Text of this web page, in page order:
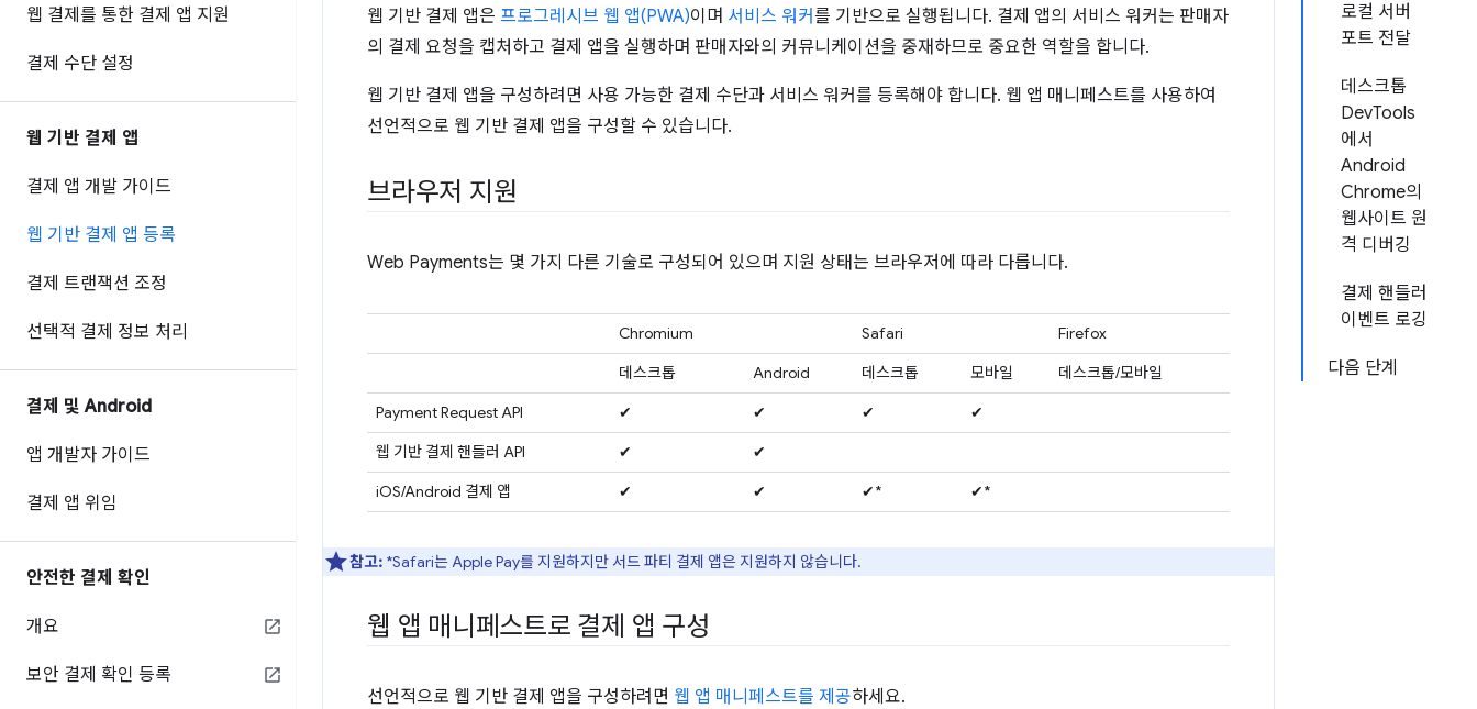
웹 결제를 통한 결제 앱 지원
결제 수단 설정
웹 기반 결제 앱
결제 앱 개발 가이드
웹 기반 결제 앱 등록
결제 트랜잭션 조정
선택적 결제 정보 처리
결제 및 Android
앱 개발자 가이드
결제 앱 위임
안전한 결제 확인
개요
보안 결제 확인 등록
로컬 서버
포트 전달
데스크톱
DevTools
에서
Android
Chrome의
웹사이트 원
격 디버깅
결제 핸들러
이벤트 로깅
다음 단계
웹 기반 결제 앱은 프로그레시브 웹 앱(PWA)이며 서비스 워커를 기반으로 실행됩니다. 결제 앱의 서비스 워커는 판매자
의 결제 요청을 캡처하고 결제 앱을 실행하며 판매자와의 커뮤니케이션을 중재하므로 중요한 역할을 합니다.
웹 기반 결제 앱을 구성하려면 사용 가능한 결제 수단과 서비스 워커를 등록해야 합니다. 웹 앱 매니페스트를 사용하여
선언적으로 웹 기반 결제 앱을 구성할 수 있습니다.
브라우저 지원
Web Payments는 몇 가지 다른 기술로 구성되어 있으며 지원 상태는 브라우저에 따라 다릅니다.
Chromium Safari
Firefox
데스크톱
Android 데스크톱 모바일
데스크톱/모바일
Payment Request API
✔ ✔ ✔
✔
웹 기반 결제 핸들러 API
✔
✔
iOS/Android 결제 앱
✔ ✔ ✔* ✔*
참고: *Safari는 Apple Pay를 지원하지만 서드 파티 결제 앱은 지원하지 않습니다.
웹 앱 매니페스트로 결제 앱 구성
선언적으로 웹 기반 결제 앱을 구성하려면 웹 앱 매니페스트를 제공하세요.